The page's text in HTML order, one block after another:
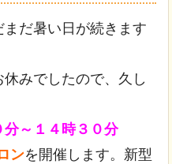
だ暑い日が続きます
みでしたので、久し
分～１４時３０分
ンを開催します。新型